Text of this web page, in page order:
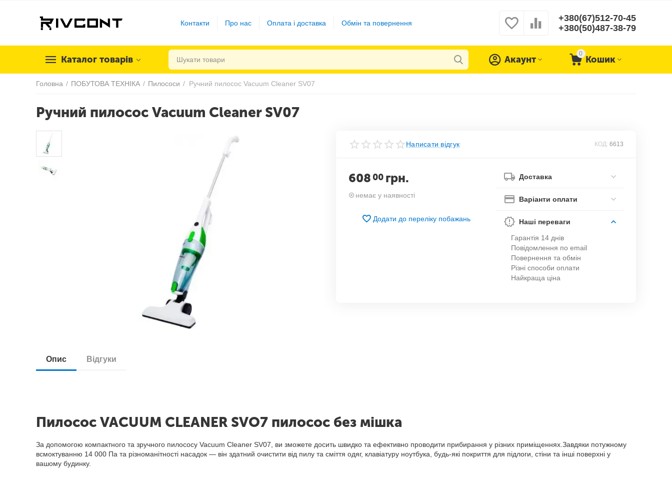
Контакти Про нас Оплата і доставка Обмін та повернення
+380(67)512-70-45
+380(50)487-38-79
Каталог товарів
0
Кошик
Акаунт
Головна / ПОБУТОВА ТЕХНІКА / Пилососи / Ручний пилосос Vacuum Cleaner SV07
Ручний пилосос Vacuum Cleaner SV07
Написати відгук КОД: 6613
608 00 грн.
немає у наявності
Додати до переліку побажань
Доставка
Варіанти оплати
Наші переваги
Гарантія 14 днів
Повідомлення по email
Повернення та обмін
Різні способи оплати
Найкраща ціна
Опис Відгуки
Пилосос VACUUM CLEANER SVO7 пилосос без мішка
За допомогою компактного та зручного пилососу Vacuum Cleaner SV07, ви зможете досить швидко та ефективно проводити прибирання у різних приміщеннях.Завдяки потужному
всмоктуванню 14 000 Па та різноманітності насадок — він здатний очистити від пилу та сміття одяг, клавіатуру ноутбука, будь-які покриття для підлоги, стіни та інші поверхні у
вашому будинку.